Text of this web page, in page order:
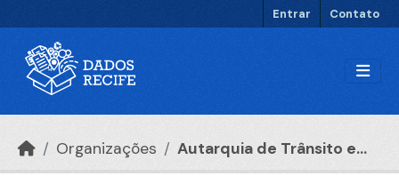
Entrar Contato
Organizações Autarquia de Trânsito e...